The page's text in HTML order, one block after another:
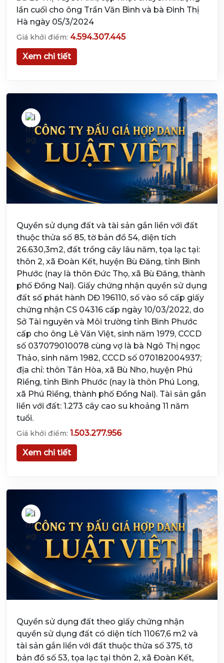
lần cuối cho ông Trần Văn Bình và bà Đinh Thị
Hà ngày 05/3/2024
Giá khởi điểm: 4.594.307.445
Xem chi tiết
Quyền sử dụng đất và tài sản gắn liền với đất
thuộc thửa số 85, tờ bản đồ 54, diện tích
26.630,3m2, đất trồng cây lâu năm, tọa lạc tại:
thôn 2, xã Đoàn Kết, huyện Bù Đăng, tỉnh Bình
Phước (nay là thôn Đức Thọ, xã Bù Đăng, thành
phố Đồng Nai). Giấy chứng nhận quyền sử dụng
đất số phát hành DĐ 196110, số vào sổ cấp giấy
chứng nhận CS 04316 cấp ngày 10/03/2022, do
Sở Tài nguyên và Môi trường tỉnh Bình Phước
cấp cho ông Lê Văn Việt, sinh năm 1979, CCCD
số 037079010078 cùng vợ là bà Ngô Thị ngọc
Thảo, sinh năm 1982, CCCD số 070182004937;
địa chỉ: thôn Tân Hòa, xã Bù Nho, huyện Phú
Riềng, tỉnh Bình Phước (nay là thôn Phú Long,
xã Phú Riềng, thành phố Đồng Nai). Tài sản gắn
liền với đất: 1.273 cây cao su khoảng 11 năm
tuổi.
Giá khởi điểm: 1.503.277.956
Xem chi tiết
Quyền sử dụng đất theo giấy chứng nhận
quyền sử dụng đất có diện tích 11067,6 m2 và
tài sản gắn liền với đất thuộc thửa số 375, tờ
bản đồ số 53, tọa lạc tại thôn 2, xã Đoàn Kết,